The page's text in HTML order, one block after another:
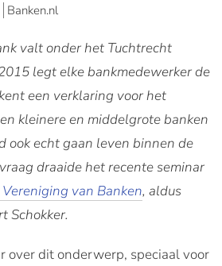
Banken.nl
valt onder het Tuchtrecht
legt elke bankmedewerker de
een verklaring voor het
kleinere en middelgrote banken
ook echt gaan leven binnen de
draaide het recente seminar
van Banken, aldus
Schokker.
over dit onderwerp, speciaal voor